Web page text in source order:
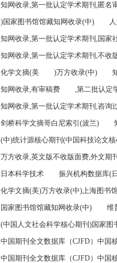
知网收录,第一批认定学术期刊,匿名
)国家图书馆馆藏知网收录(中)
知网收录,第一批认定学术期刊,国家
知网收录,第一批认定学术期刊,不收
化学文摘(美
)万方收录(中)
知网收录,有审稿费
,第二批认定
知网收录,第一批认定学术期刊,咨询
剑桥科学文摘哥白尼索引(波兰)
(中)统计源核心期刊(中国科技论文
万方收录,英文版不收版面费,外文期
日本科学技术
振兴机构数据库(
化学文摘(美)万方收录(中)上海图书
国家图书馆馆藏知网收录(中)
维
(中国人文社会科学核心期刊)国家图
中国期刊全文数据库（CJFD）中国
中国期刊全文数据库（CJFD）中国